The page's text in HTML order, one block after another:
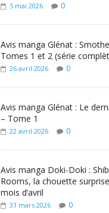
5 mai 2026 0
Avis manga Glénat :
Tomes 1 et 2 (série
26 avril 2026 0
Avis manga Glénat : Le
– Tome 1
22 avril 2026 0
Avis manga Doki-Doki :
Rooms, la chouette
mois d’avril
31 mars 2026 0